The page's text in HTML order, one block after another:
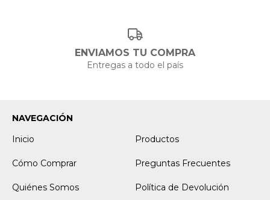
ENVIAMOS TU COMPRA
Entregas a todo el país
NAVEGACIÓN
Inicio
Productos
Cómo Comprar Preguntas Frecuentes
Quiénes Somos Política de Devolución